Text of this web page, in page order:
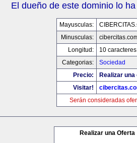
El dueño de este dominio lo
Mayusculas:
Minusculas:
Longitud:
10 caracteres
Categorias:
Sociedad
Precio:
Realizar
Visitar!
Serán consideradas
Realizar una Oferta